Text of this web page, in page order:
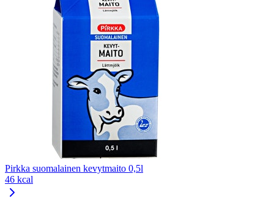
Pirkka suomalainen kevytmaito 0,5l
46 kcal